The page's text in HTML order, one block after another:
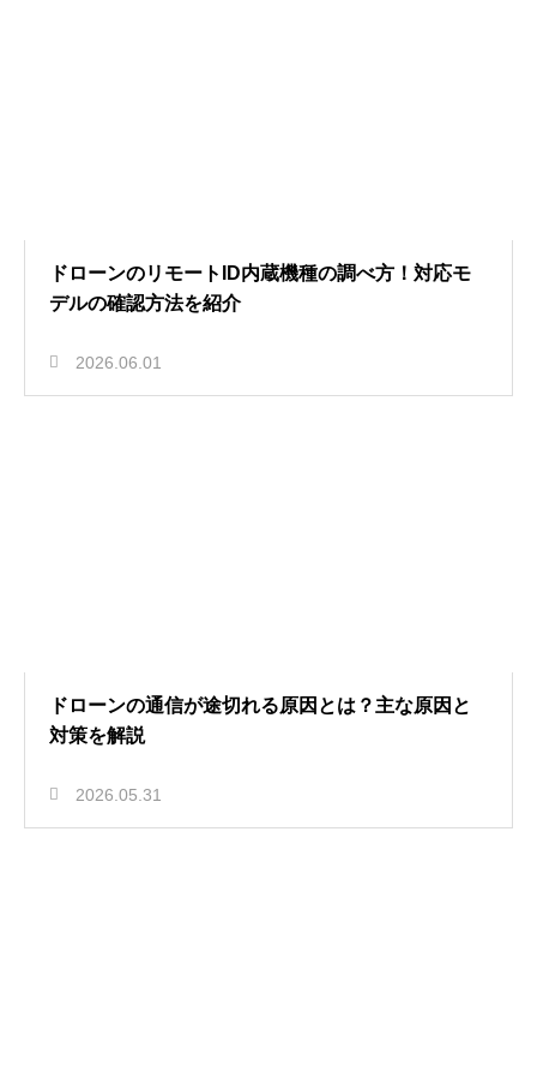
ドローンのリモートID内蔵機種の調べ方！対応モ
デルの確認方法を紹介
2026.06.01
ドローンの通信が途切れる原因とは？主な原因と
対策を解説
2026.05.31